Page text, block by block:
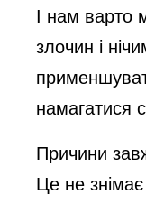
І нам варто
злочин і
намагатися
Причини
Це не знімає